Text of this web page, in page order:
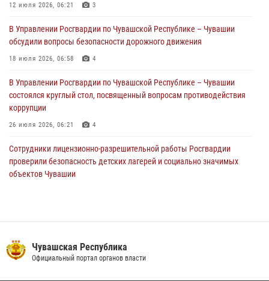
Российской Федерации
Директор Росгвардии Герой России генерал армии Виктор Золотов
поздравил специалистов подразделений тыла с профессиональным
01 августа 2026, 00:01
12 июля 2026, 06:21 3
В Управлении Росгвардии по Чувашской Республике – Чувашии
обсудили вопросы безопасности дорожного движения
18 июля 2026, 06:58 4
В Управлении Росгвардии по Чувашской Республике – Чувашии
состоялся круглый стол, посвященный вопросам противодействия
коррупции
26 июля 2026, 06:21 4
Сотрудники лицензионно-разрешительной работы Росгвардии
проверили безопасность детских лагерей и социально значимых
объектов Чувашии
14 июля 2026, 13:09 3
Чувашская Республика
Официальный портал органов власти